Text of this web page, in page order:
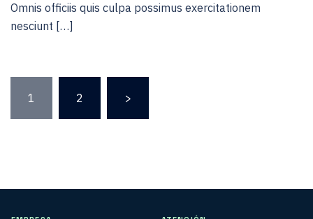
Omnis officiis quis culpa possimus exercitationem
nesciunt […]
de
entradas
1 2 >